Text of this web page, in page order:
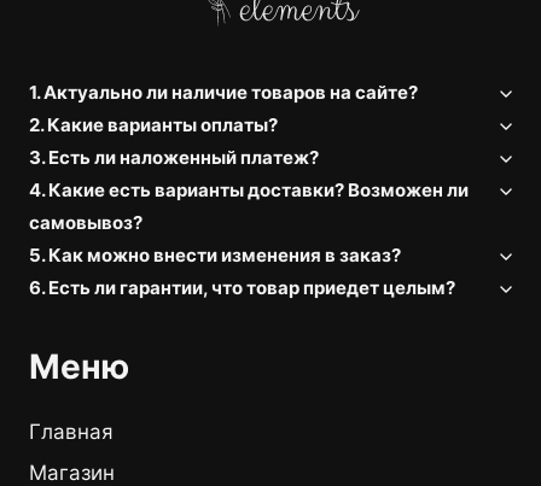
1. Актуально ли наличие товаров на сайте?
2. Какие варианты оплаты?
3. Есть ли наложенный платеж?
4. Какие есть варианты доставки? Возможен ли
самовывоз?
5. Как можно внести изменения в заказ?
6. Есть ли гарантии, что товар приедет целым?
Меню
Главная
Магазин